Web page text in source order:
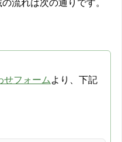
せフォーム より、下記